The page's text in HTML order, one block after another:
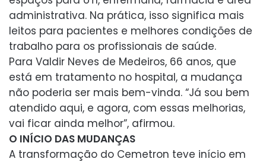
administrativa. Na prática, isso significa mais
leitos para pacientes e melhores condições de
trabalho para os profissionais de saúde.
Para Valdir Neves de Medeiros, 66 anos, que
está em tratamento no hospital, a mudança
não poderia ser mais bem-vinda. “Já sou bem
atendido aqui, e agora, com essas melhorias,
vai ficar ainda melhor”, afirmou.
O INÍCIO DAS MUDANÇAS
A transformação do Cemetron teve início em